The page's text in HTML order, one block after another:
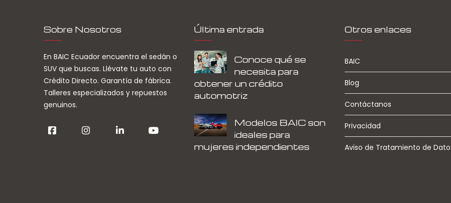
Sobre Nosotros
En BAIC Ecuador encuentra el sedán o
SUV que buscas. Llévate tu auto con
Crédito Directo. Garantía de fábrica.
Talleres especializados y repuestos
genuinos.
Última entrada
Conoce qué se
necesita para
obtener un crédito
automotriz
Modelos BAIC son
ideales para
mujeres independientes
Otros enlaces
BAIC
Blog
Contáctanos
Privacidad
Aviso de Tratamiento de